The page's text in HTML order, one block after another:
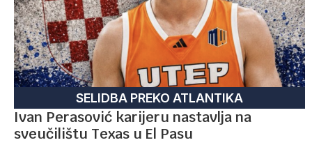
SELIDBA PREKO ATLANTIKA
Ivan Perasović karijeru nastavlja na
sveučilištu Texas u El Pasu